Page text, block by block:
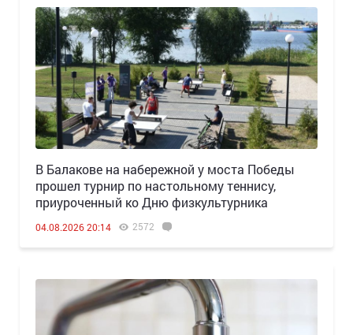
В Балакове на набережной у моста Победы
прошел турнир по настольному теннису,
приуроченный ко Дню физкультурника
04.08.2026 20:14 2572